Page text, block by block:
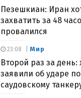
Пезешкиан: Иран
захватить за 48
провалился
Мир
Второй раз за день:
заявили об ударе по
саудовскому
23:08